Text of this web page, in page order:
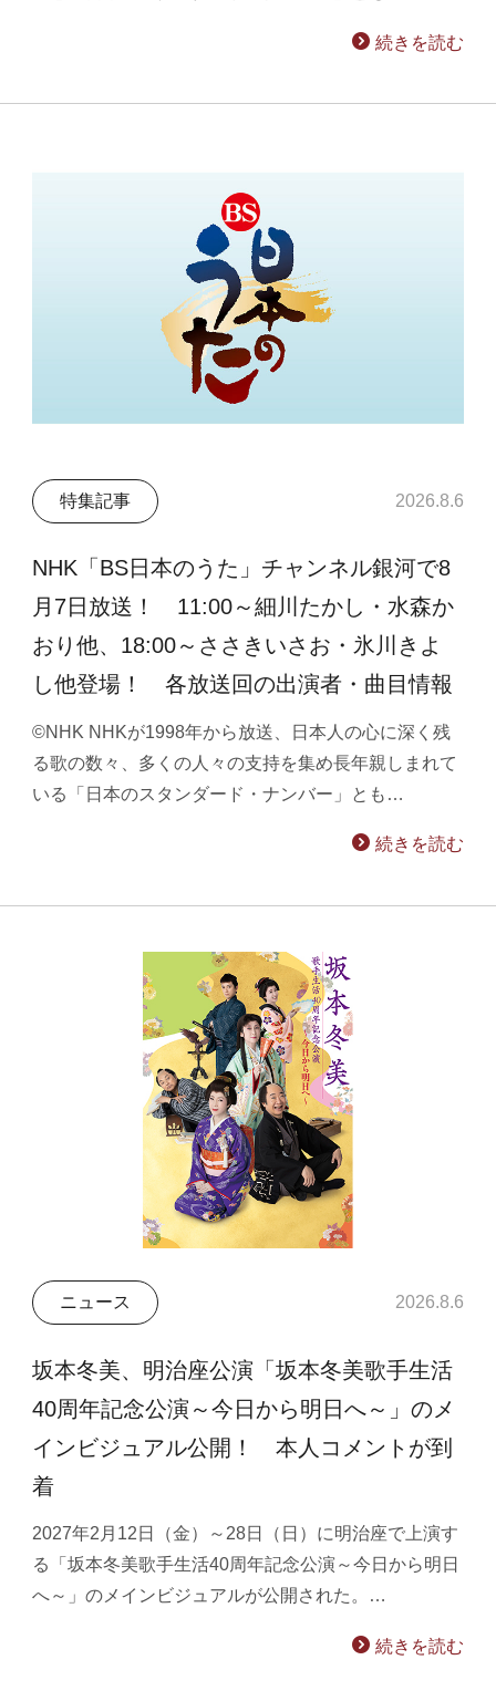
続きを読む
特集記事 2026.8.6
NHK「BS日本のうた」チャンネル銀河で8
月7日放送！ 11:00～細川たかし・水森か
おり他、18:00～ささきいさお・氷川きよ
し他登場！ 各放送回の出演者・曲目情報
©NHK NHKが1998年から放送、日本人の心に深く残
る歌の数々、多くの人々の支持を集め長年親しまれて
いる「日本のスタンダード・ナンバー」とも…
続きを読む
ニュース 2026.8.6
坂本冬美、明治座公演「坂本冬美歌手生活
40周年記念公演～今日から明日へ～」のメ
インビジュアル公開！ 本人コメントが到
着
2027年2月12日（金）～28日（日）に明治座で上演す
る「坂本冬美歌手生活40周年記念公演～今日から明日
へ～」のメインビジュアルが公開された。…
続きを読む